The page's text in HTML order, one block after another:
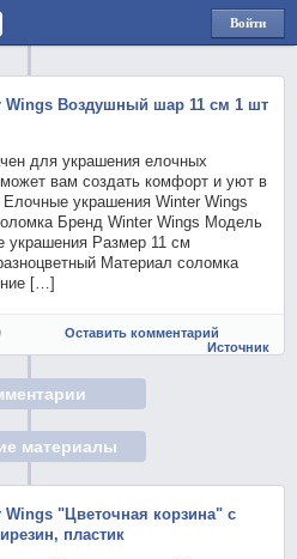
Войти
через
Wings Воздушный шар 11 см 1 шт
для украшения елочных
вам создать комфорт и уют в
украшения Winter Wings
Бренд Winter Wings Модель
Размер 11 см
Материал соломка
[…]
Оставить комментарий
Источник
материалы
"Цветочная корзина" с
пластик